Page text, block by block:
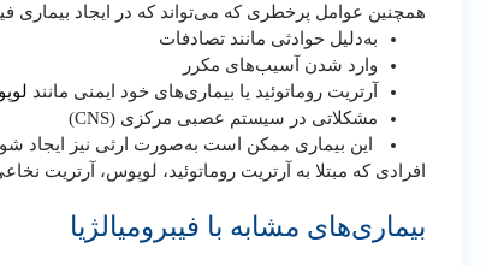
همچنین عوامل پرخطری که می‌تواند که در ایجاد بیماری
به‌دلیل حوادثی مانند تصادفات
وارد شدن آسیب‌های مکرر
آرتریت روماتوئید یا بیماری‌های خود ایمنی مانند
مشکلاتی در سیستم عصبی مرکزی (CNS)
این بیماری ممکن است به‌صورت ارثی نیز ایجاد
افرادی که مبتلا به آرتریت روماتوئید، لوپوس، آرتریت
بیماری‌های مشابه با فیبرومیالژیا